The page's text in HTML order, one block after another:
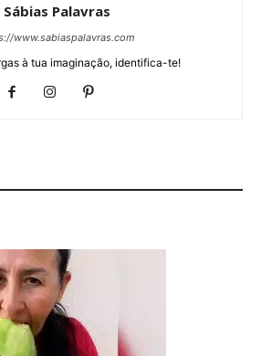
Sábias Palavras
www.sabiaspalavras.com
à tua imaginação, identifica-te!